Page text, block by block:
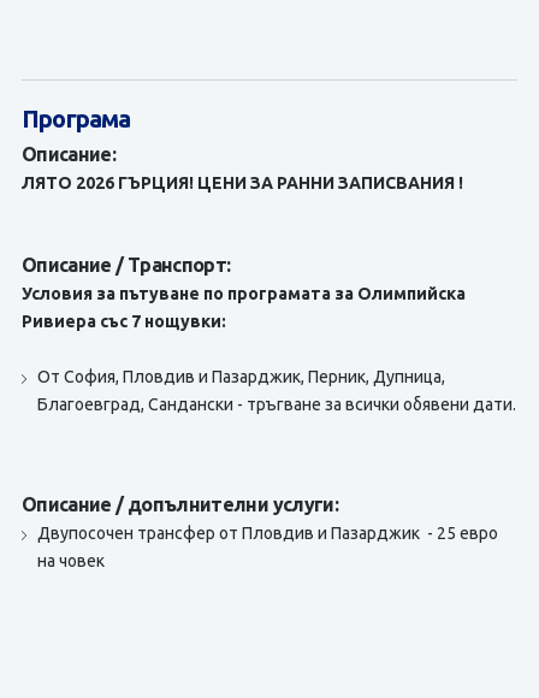
Програма
Описание:
ЛЯТО 2026 ГЪРЦИЯ! ЦЕНИ ЗА РАННИ ЗАПИСВАНИЯ !
Описание / Транспорт:
Условия за пътуване по програмата за Олимпийска
Ривиера със 7 нощувки:
От София, Пловдив и Пазарджик, Перник, Дупница,
Благоевград, Сандански - тръгване за всички обявени дати.
Описание / допълнителни услуги:
Двупосочен трансфер от Пловдив и Пазарджик - 25 евро
на човек